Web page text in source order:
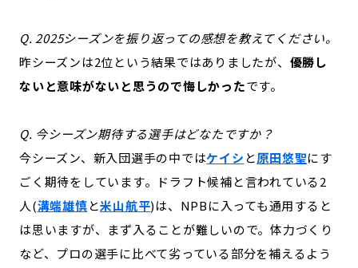
Q. 2025シーズンを振り返っての感想を教えてください。
昨シーズンは2位という結果ではありましたが、 優勝し
ないと意味がないと思うので悔しかったです。
Q. 今シーズン期待する選手はどなたですか？
今シーズン、新入団選手の中ではケイシ と原田悠聖にす
ごく期待をしています。ドラフト候補と言われている2
人(溝端雄慎と米山航平)は、NPBに入っても通用すると
は思いますが、まず入ることが難しいので。体力づくり
など、プロの選手に比べて劣っている部分を補えるよう